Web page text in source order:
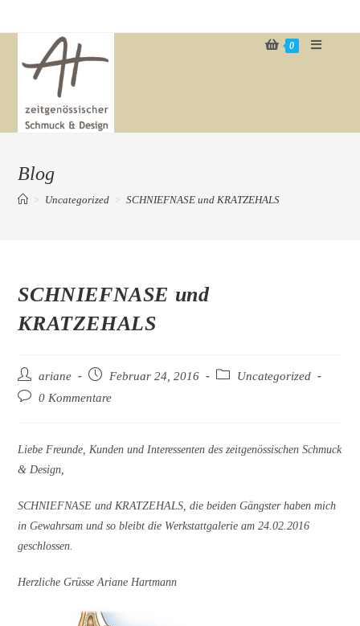
0
Blog
> Uncategorized > SCHNIEFNASE und KRATZEHALS
SCHNIEFNASE und
KRATZEHALS
Beitrags-
Autor:
ariane
Beitrag
veröffentlicht:
Februar 24, 2016
Beitrags-Uncategorized
Beitrags-0 Kommentare
Liebe Freunde, Kunden und Interessenten des zeitgenössischen Schmuck
& Design,
SCHNIEFNASE und KRATZEHALS, die beiden Gängster haben mich
in Gewahrsam und so bleibt die Werkstattgalerie am 24.02.2016
geschlossen.
Herzliche Grüsse Ariane Hartmann